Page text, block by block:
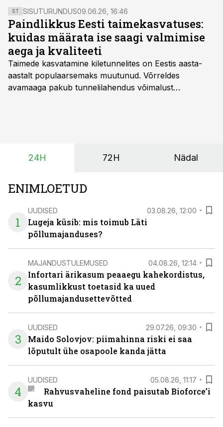
ST SISUTURUNDUS09.06.26, 16:46
Paindlikkus Eesti taimekasvatuses:
kuidas määrata ise saagi valmimise
aega ja kvaliteeti
Taimede kasvatamine kiletunnelites on Eestis aasta-
aastalt populaarsemaks muutunud. Võrreldes
avamaaga pakub tunnelilahendus võimalust
24H 72H Nädal
ENIMLOETUD
1
UUDISED 03.08.26, 12:00
Lugeja küsib: mis toimub Läti
põllumajanduses?
2
MAJANDUSTULEMUSED 04.08.26, 12:14
Infortari ärikasum peaaegu kahekordistus,
kasumlikkust toetasid ka uued
põllumajandusettevõtted
3
UUDISED 29.07.26, 09:30
Maido Solovjov: piimahinna riski ei saa
lõputult ühe osapoole kanda jätta
4
UUDISED 05.08.26, 11:17
Rahvusvaheline fond paisutab Bioforce’i
kasvu